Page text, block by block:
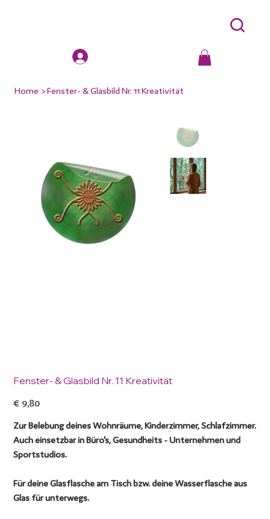
Home >Fenster- & Glasbild Nr. 11 Kreativität
Fenster- & Glasbild Nr. 11 Kreativität
€ 9,80
Zur Belebung deines Wohnräume, Kinderzimmer, Schlafzimmer.
Auch einsetzbar in Büro's, Gesundheits - Unternehmen und
Sportstudios.
Für deine Glasflasche am Tisch bzw. deine Wasserflasche aus
Glas für unterwegs.